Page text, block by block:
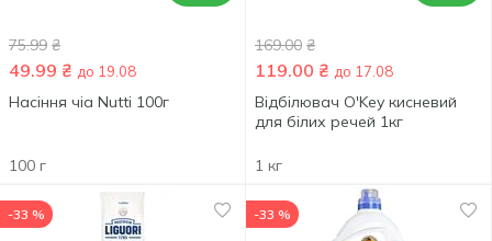
75.99 ₴
49.99 ₴ до 19.08
Насіння чіа Nutti 100г
100 г
169.00 ₴
119.00 ₴ до 17.08
Відбілювач O'Key кисневий
для білих речей 1кг
1 кг
-33 % -33 %